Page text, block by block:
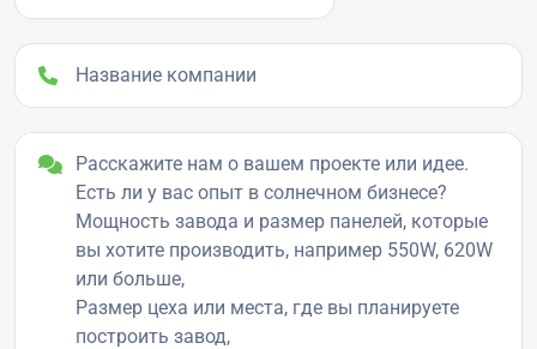
Название компании
Детали проекта